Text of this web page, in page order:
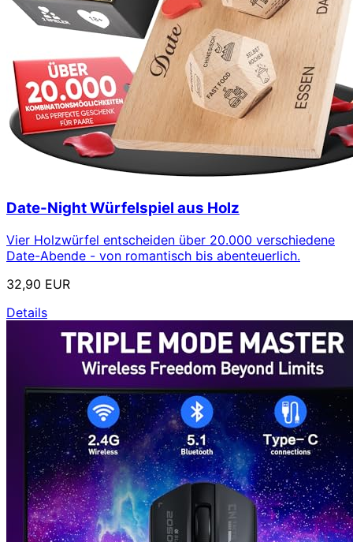
Date-Night Würfelspiel aus Holz
Vier Holzwürfel entscheiden über 20.000 verschiedene
Date-Abende - von romantisch bis abenteuerlich.
32,90 EUR
Details